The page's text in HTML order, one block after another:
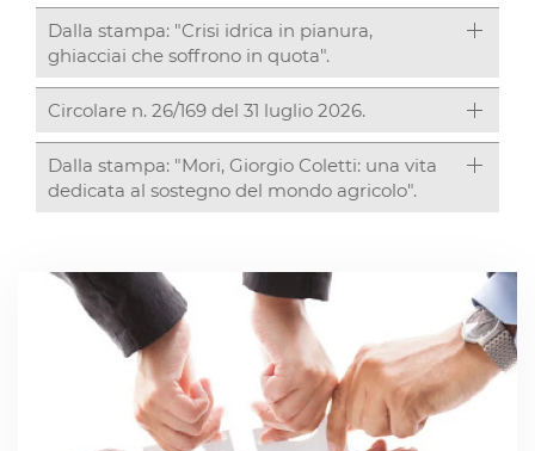
Dalla stampa: "Crisi idrica in pianura,
ghiacciai che soffrono in quota".
Circolare n. 26/169 del 31 luglio 2026.
Dalla stampa: "Mori, Giorgio Coletti: una vita
dedicata al sostegno del mondo agricolo".